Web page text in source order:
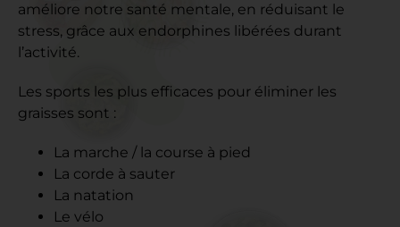
améliore notre santé mentale, en réduisant le
stress, grâce aux endorphines libérées durant
l’activité.
Les sports les plus efficaces pour éliminer les
graisses sont :
La marche / la course à pied
La corde à sauter
La natation
Le vélo